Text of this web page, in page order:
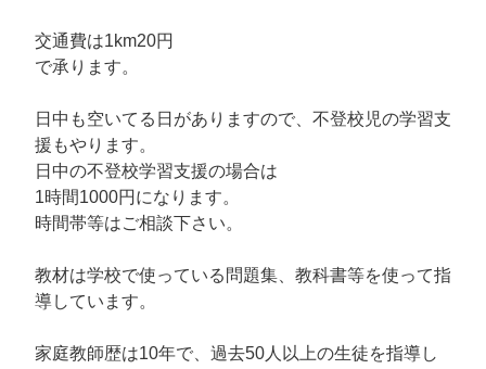
交通費は1km20円
で承ります。
日中も空いてる日がありますので、不登校児の学習支
援もやります。
日中の不登校学習支援の場合は
1時間1000円になります。
時間帯等はご相談下さい。
教材は学校で使っている問題集、教科書等を使って指
導しています。
家庭教師歴は10年で、過去50人以上の生徒を指導し